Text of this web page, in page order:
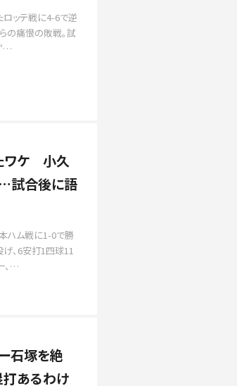
ロッテ戦に4-6で逆
の痛恨の敗戦。試
ワケ 小久
…試合後に語
ハム戦に1-0で勝
、6安打1四球11
、…
石塚を絶
あるわけ